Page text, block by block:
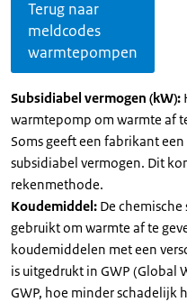
Terug naar
meldcodes
warmtepompen
Subsidiabel vermogen (kW):
warmtepomp om warmte af
Soms geeft een fabrikant
subsidiabel vermogen. Dit
rekenmethode.
Koudemiddel: De
gebruikt om warmte af te
koudemiddelen met een
is uitgedrukt in GWP (Global
GWP, hoe minder schadelijk